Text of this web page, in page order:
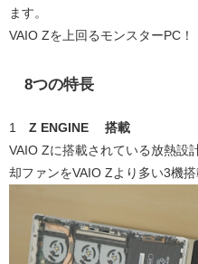
ます。
VAIO Zを上回るモンスターPC！
8つの特長
1
Z ENGINE™ 搭載
VAIO Zに搭載されている放熱
却ファンをVAIO Zより多い3機